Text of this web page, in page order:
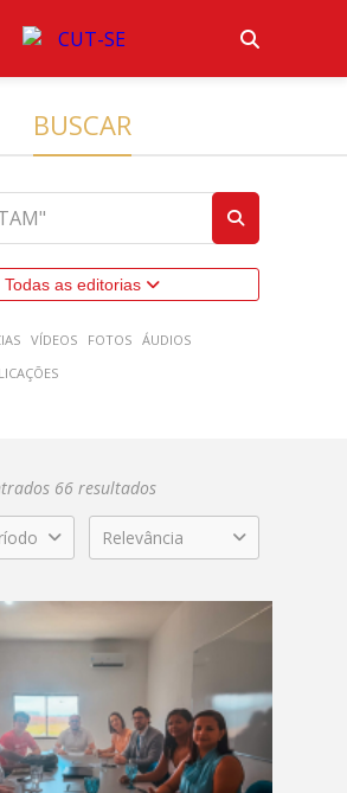
BUSCAR
Todas as editorias
VÍDEOS FOTOS ÁUDIOS
66 resultados
Relevância